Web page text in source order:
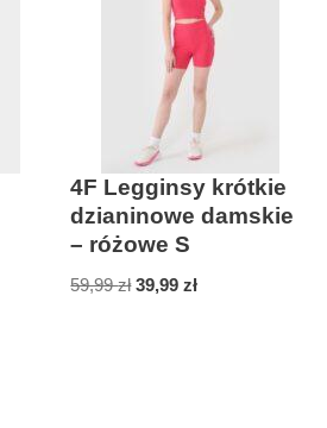
4F Legginsy krótkie
dzianinowe damskie
– różowe S
59,99zł 39,99zł